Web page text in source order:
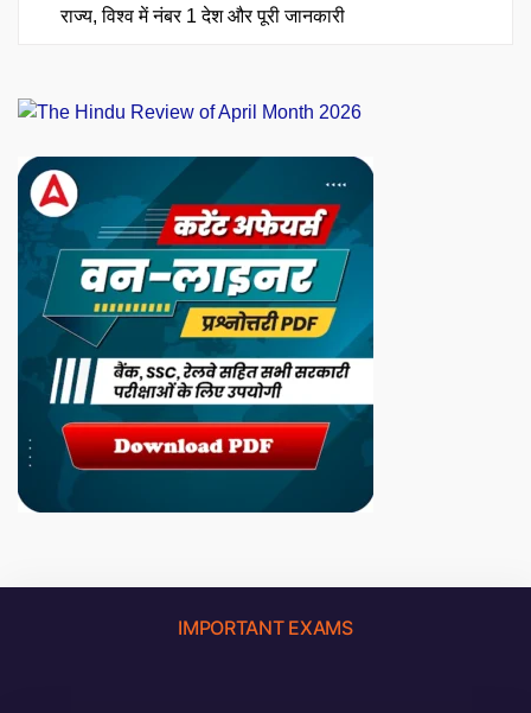
राज्य, विश्व में नंबर 1 देश और पूरी जानकारी
IMPORTANT EXAMS